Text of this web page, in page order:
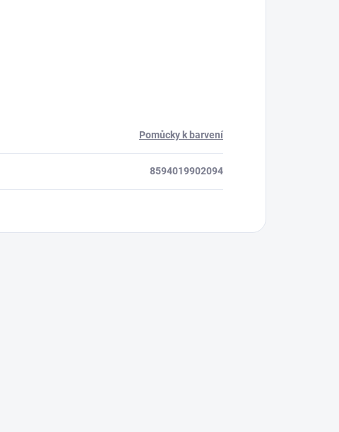
Pomůcky k barvení
8594019902094